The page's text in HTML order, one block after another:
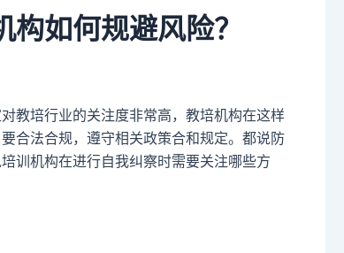
如何规避风险？
培行业的关注度非常高，教培机构在这样
合法合规，遵守相关政策合和规定。都说防
训机构在进行自我纠察时需要关注哪些方